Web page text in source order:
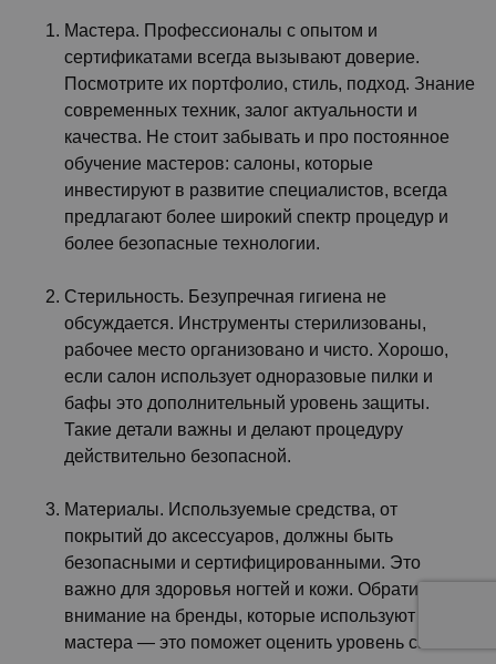
Мастера. Профессионалы с опытом и
сертификатами всегда вызывают доверие.
Посмотрите их портфолио, стиль, подход. Знание
современных техник, залог актуальности и
качества. Не стоит забывать и про постоянное
обучение мастеров: салоны, которые
инвестируют в развитие специалистов, всегда
предлагают более широкий спектр процедур и
более безопасные технологии.
Стерильность. Безупречная гигиена не
обсуждается. Инструменты стерилизованы,
рабочее место организовано и чисто. Хорошо,
если салон использует одноразовые пилки и
бафы это дополнительный уровень защиты.
Такие детали важны и делают процедуру
действительно безопасной.
Материалы. Используемые средства, от
покрытий до аксессуаров, должны быть
безопасными и сертифицированными. Это
важно для здоровья ногтей и кожи. Обратите
внимание на бренды, которые используют
мастера — это поможет оценить уровень салона